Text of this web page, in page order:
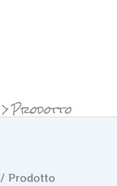
Prodotto
/ Prodotto